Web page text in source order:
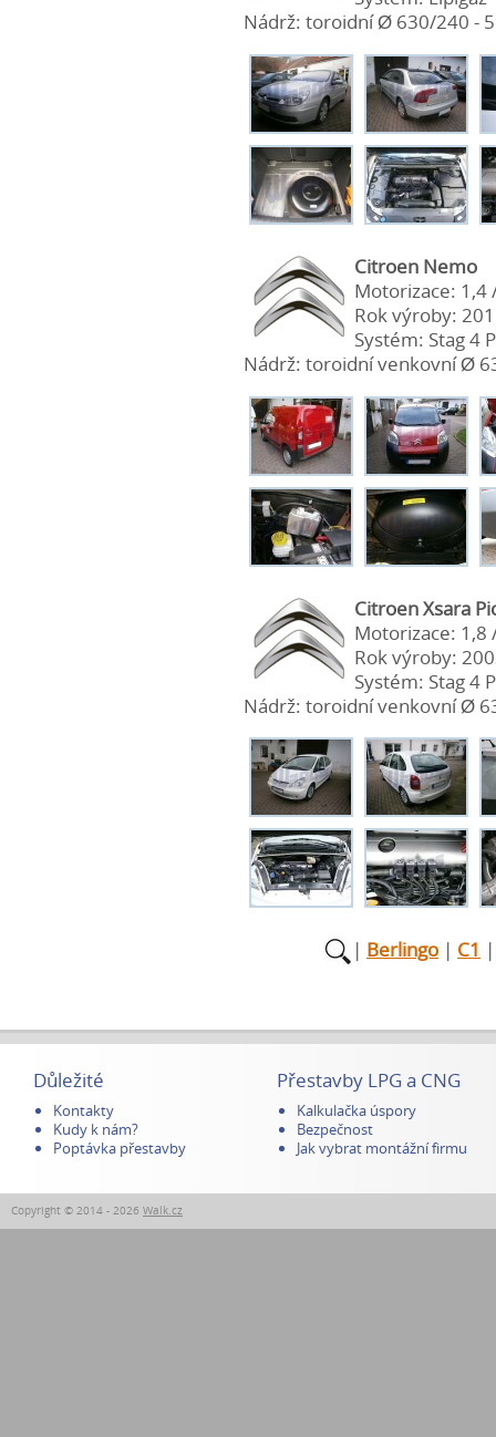
Nádrž: toroidní Ø 630/240 -
Citroen Nemo
Motorizace: 1,4
Rok výroby:
Systém: Stag 4
Nádrž: toroidní venkovní Ø
Citroen Xsara
Motorizace: 1,8
Rok výroby:
Systém: Stag 4
Nádrž: toroidní venkovní Ø
| Berlingo | C1
Důležité
Kontakty
Kudy k nám?
Poptávka přestavby
Přestavby LPG a CNG
Kalkulačka úspory
Bezpečnost
Jak vybrat montážní firmu
Copyright © 2014 - 2026 Walk.cz